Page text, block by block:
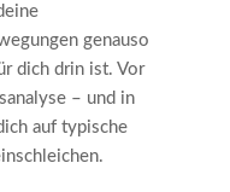
genauso
dich drin ist. Vor
– und in
auf typische